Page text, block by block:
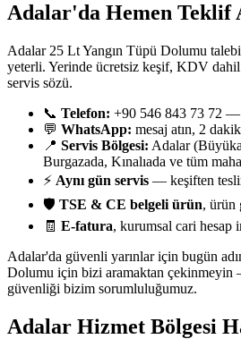
Adalar'da Hemen Teklif
Adalar 25 Lt Yangın Tüpü Dolumu
yeterli. Yerinde ücretsiz keşif, KDV dahil
servis sözü.
📞 Telefon: +90 546 843 73 72 —
💬 WhatsApp: mesaj atın, 2
📍 Servis Bölgesi: Adalar
Burgazada, Kınalıada ve tüm
⚡ Aynı gün servis — keşiften
🛡️ TSE & CE belgeli ürün, ürün
🧾 E-fatura, kurumsal cari hesap
Adalar'da güvenli yarınlar için bugün
Dolumu için bizi aramaktan çekinmeyin
güvenliği bizim sorumluluğumuz.
Adalar Hizmet Bölgesi